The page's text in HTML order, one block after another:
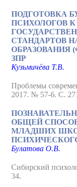
ПОДГОТОВКА
ПСИХОЛОГОВ
СТАНДАРТОВ
ОБРАЗОВАНИЯ
ЗПР
Кузьмичёва Т.В.
Проблемы
2017. № 57-6. С.
ОБЩЕЙ
МЛАДШИХ
Булатова О.В.
Сибирский
34.